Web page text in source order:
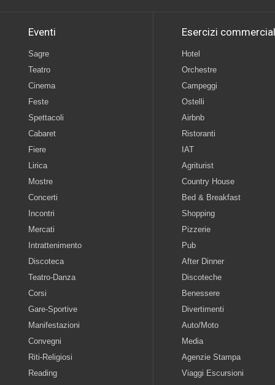
Eventi
Sagre
Teatro
Cinema
Feste
Spettacoli
Cabaret
Fiere
Lirica
Mostre
Concerti
Incontri
Mercati
Intrattenimento
Discoteca
Teatro-Danza
Corsi
Gare-Sportive
Manifestazioni
Convegni
Riti-Religiosi
Reading
Esercizi
Hotel
Orchestre
Campeggi
Ostelli
Airbnb
Ristoranti
IAT
Agriturist
Country House
Bed & Breakfast
Shopping
Pizzerie
Pub
After Dinner
Discoteche
Benessere
Divertimenti
Auto/Moto
Media
Agenzie Stampa
Viaggi Escursioni